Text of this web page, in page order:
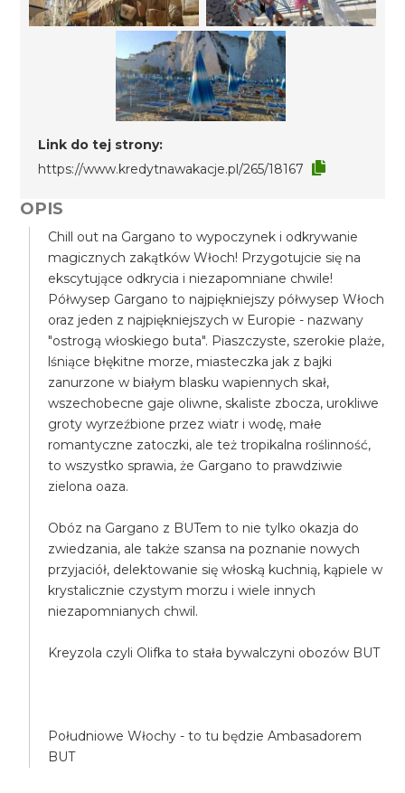
Link do tej strony:
https://www.kredytnawakacje.pl/265/18167
OPIS
Chill out na Gargano to wypoczynek i odkrywanie
magicznych zakątków Włoch! Przygotujcie się na
ekscytujące odkrycia i niezapomniane chwile!
Półwysep Gargano to najpiękniejszy półwysep Włoch
oraz jeden z najpiękniejszych w Europie - nazwany
"ostrogą włoskiego buta". Piaszczyste, szerokie plaże,
lśniące błękitne morze, miasteczka jak z bajki
zanurzone w białym blasku wapiennych skał,
wszechobecne gaje oliwne, skaliste zbocza, urokliwe
groty wyrzeźbione przez wiatr i wodę, małe
romantyczne zatoczki, ale też tropikalna roślinność,
to wszystko sprawia, że Gargano to prawdziwie
zielona oaza.
Obóz na Gargano z BUTem to nie tylko okazja do
zwiedzania, ale także szansa na poznanie nowych
przyjaciół, delektowanie się włoską kuchnią, kąpiele w
krystalicznie czystym morzu i wiele innych
niezapomnianych chwil.
Kreyzola czyli Olifka to stała bywalczyni obozów BUT
Południowe Włochy - to tu będzie Ambasadorem
BUT